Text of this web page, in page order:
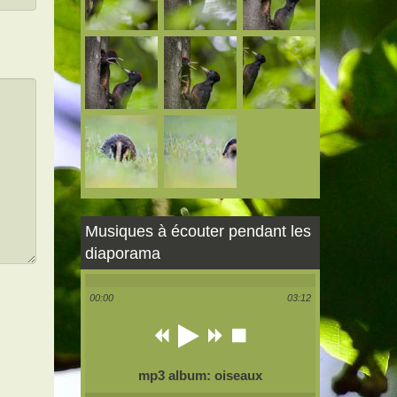
Musiques à écouter pendant les
diaporama
00:00 03:12
mp3 album: oiseaux